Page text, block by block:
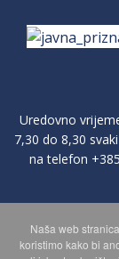
Uredovno
7,30 do 8,30
na telefon
POLITIKA
Naša web
koristimo kako bi